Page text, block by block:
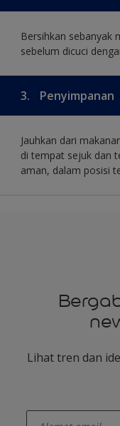
Bersihkan sebanyak
sebelum dicuci
3. Penyimpanan
Jauhkan dari
di tempat sejuk dan
aman, dalam posisi
Lihat tren dan